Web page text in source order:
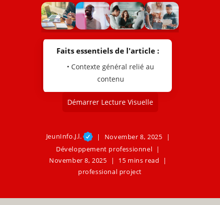
Faits essentiels de l'article :
• Contexte général relié au
contenu
Démarrer Lecture Visuelle
JeunInfo.J.l.
November 8, 2025
Développement professionnel
November 8, 2025
15 mins read
professional project